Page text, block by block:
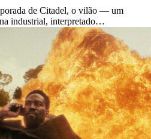
de Citadel, o vilão — um
industrial, interpretado…